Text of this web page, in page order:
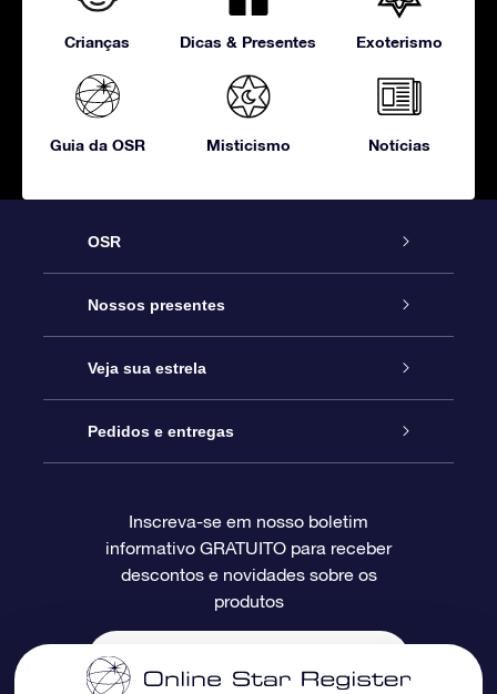
Crianças Dicas & Presentes Exoterismo
Guia da OSR Misticismo Notícias
OSR
Serviço
Entre em contato conosco
Blog
Avaliações
Nossos presentes
Presente estrelar on-line
Pacote de presente da OSR
O cartão de presente da OSR
Presentes corporativos
Veja sua estrela
Star Register
Página estelar personalizada
Um Milhão de Estrelas
OSR Starsaver
Pedidos e entregas
Informações de pagamento
Política de devolução
Inscreva-se em nosso boletim
informativo GRATUITO para receber
descontos e novidades sobre os
produtos